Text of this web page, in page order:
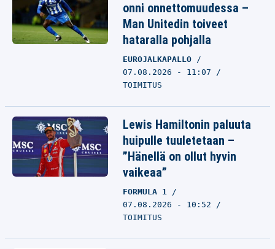
onni onnettomuudessa –
Man Unitedin toiveet
hataralla pohjalla
EUROJALKAPALLO
07.08.2026 - 11:07
TOIMITUS
Lewis Hamiltonin paluuta
huipulle tuuletetaan –
”Hänellä on ollut hyvin
vaikeaa”
FORMULA 1
07.08.2026 - 10:52
TOIMITUS